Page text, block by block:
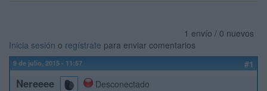
1 envío / 0 nuevos
Inicia sesión o regístrate para enviar comentarios
9 de julio, 2015 - 11:57 #1
Nereeee
Desconectado